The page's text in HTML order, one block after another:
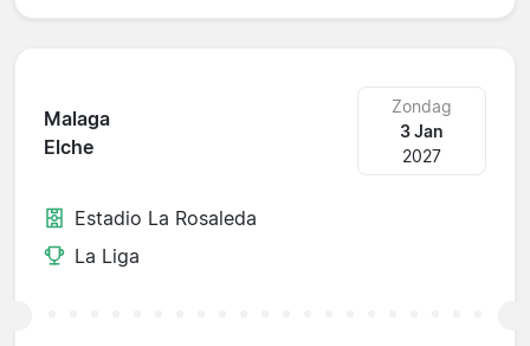
Malaga
Elche
Zondag
3 Jan
2027
Estadio La Rosaleda
La Liga